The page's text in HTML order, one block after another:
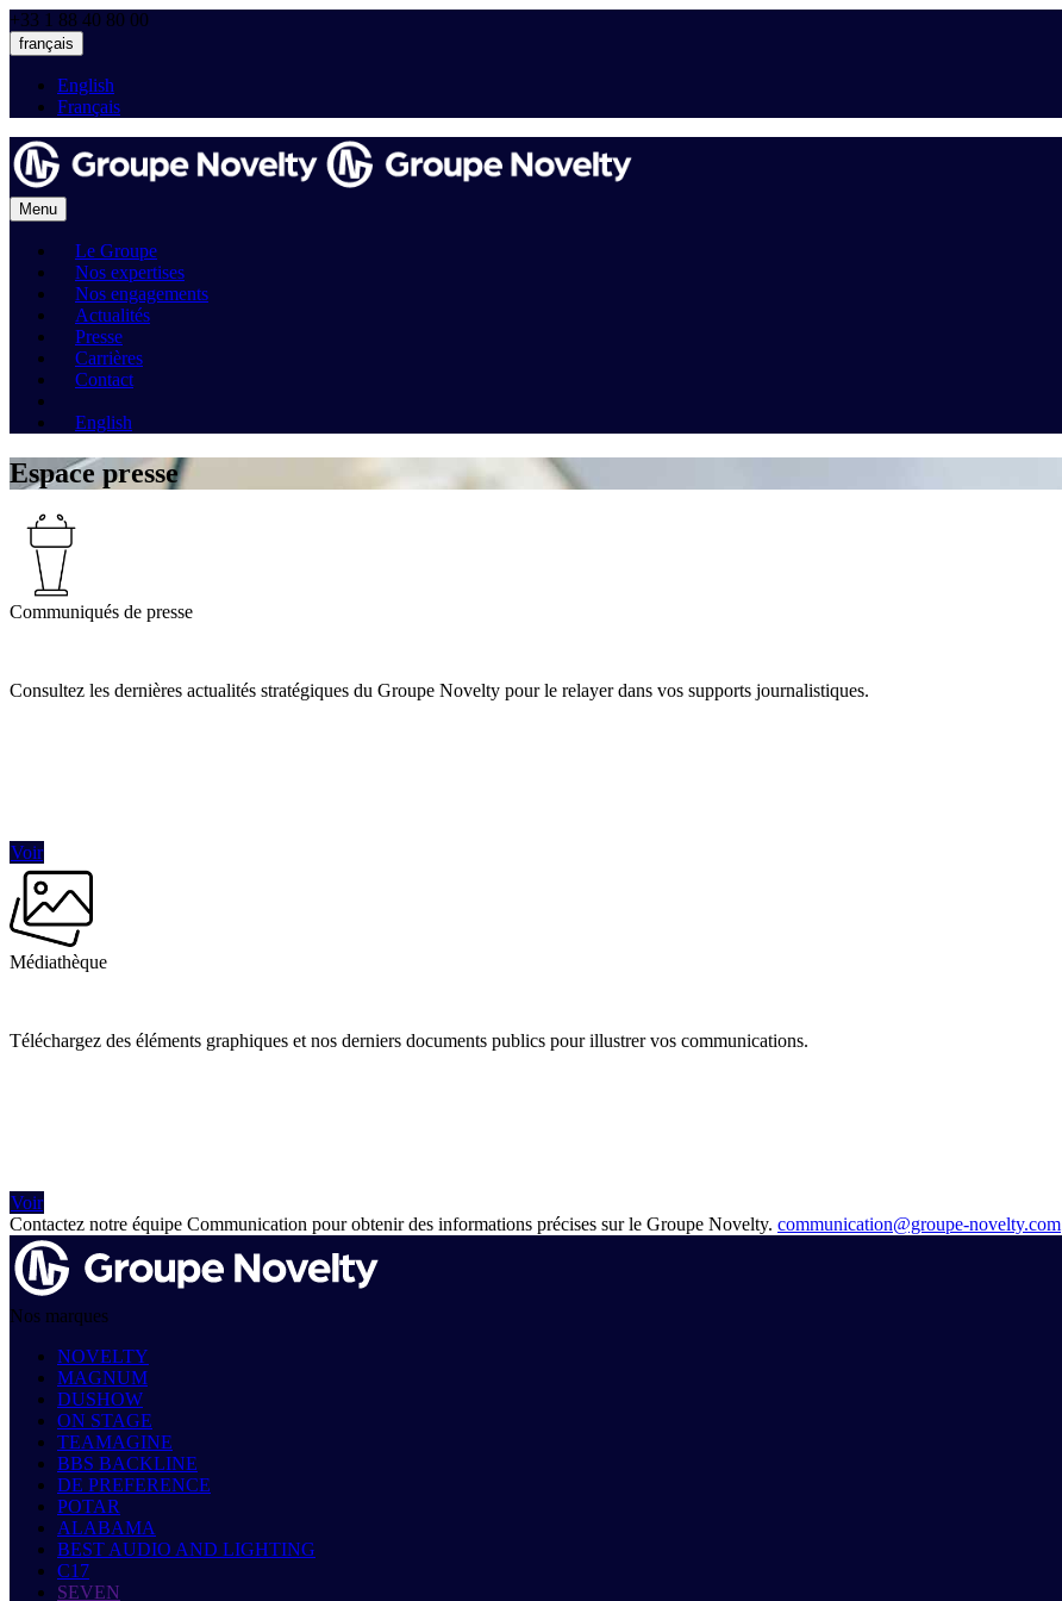
+33 1 88 40 80 00
français
English
Français
Menu
Le Groupe
Nos expertises
Nos engagements
Actualités
Presse
Carrières
Contact
English
Espace presse
Communiqués de presse
Consultez les dernières actualités stratégiques du Groupe Novelty pour le relayer dans vos supports journalistiques.
Voir
Médiathèque
Téléchargez des éléments graphiques et nos derniers documents publics pour illustrer vos communications.
Voir
Contactez notre équipe Communication pour obtenir des informations précises sur le Groupe Novelty. communication@groupe-novelty.com
Nos marques
NOVELTY
MAGNUM
DUSHOW
ON STAGE
TEAMAGINE
BBS BACKLINE
DE PREFERENCE
POTAR
ALABAMA
BEST AUDIO AND LIGHTING
C17
SEVEN